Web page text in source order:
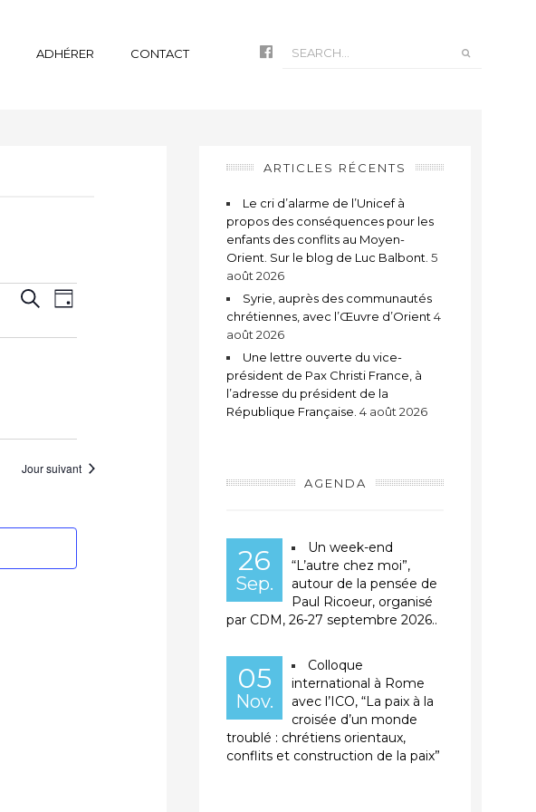
ADHÉRER CONTACT
Recherche
navigation
RechercheNavigation
de
Jour
Jour suivant
ARTICLES RÉCENTS
Le cri d’alarme de l’Unicef à
propos des conséquences pour les
enfants des conflits au Moyen-
Orient. Sur le blog de Luc Balbont. 5
août 2026
Syrie, auprès des communautés
chrétiennes, avec l’Œuvre d’Orient 4
août 2026
Une lettre ouverte du vice-
président de Pax Christi France, à
l’adresse du président de la
République Française. 4 août 2026
AGENDA
26
Sep.
Un week-end
“L’autre chez moi”,
autour de la pensée de
Paul Ricoeur, organisé
par CDM, 26-27 septembre 2026..
05
Nov.
Colloque
international à Rome
avec l’ICO, “La paix à la
croisée d’un monde
troublé : chrétiens orientaux,
conflits et construction de la paix”